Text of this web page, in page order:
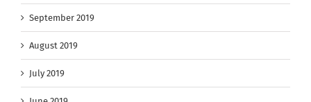
September 2019
August 2019
July 2019